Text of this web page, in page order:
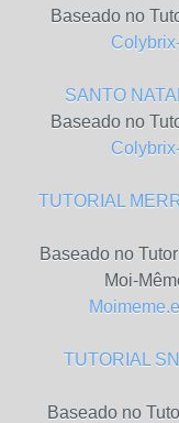
Baseado no
SANTO
Baseado no
TUTORIAL
Baseado no
Moi-
TUTORIAL
Baseado no